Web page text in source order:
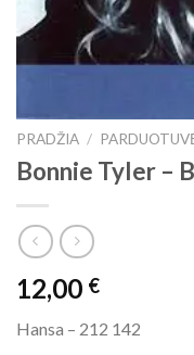
PRADŽIA /
Bonnie Tyler ‎–
12,00 €
Hansa ‎– 212 142